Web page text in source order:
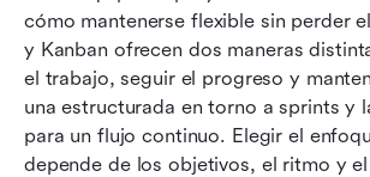
cómo mantenerse flexible sin perder
y Kanban ofrecen dos maneras
el trabajo, seguir el progreso y
una estructurada en torno a sprints y
para un flujo continuo. Elegir el
depende de los objetivos, el ritmo y
10 principales herramientas ágiles
para equipos
Casos de uso de herramientas
por industria